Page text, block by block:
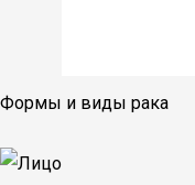
Формы и виды рака